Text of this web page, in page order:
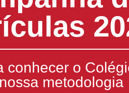
conhecer o
metodologia